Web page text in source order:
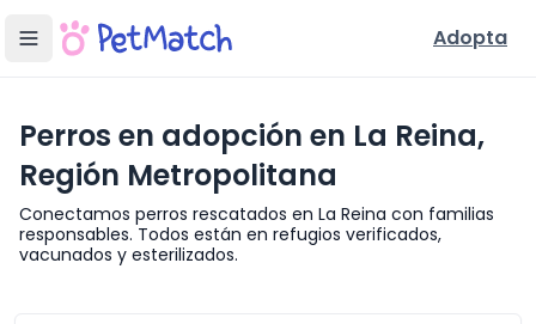
Adopta
Perros en adopción en La Reina,
Región Metropolitana
Conectamos perros rescatados en La Reina con familias
responsables. Todos están en refugios verificados,
vacunados y esterilizados.